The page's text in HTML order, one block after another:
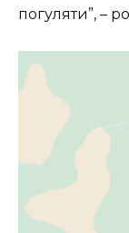
погуляти”, –